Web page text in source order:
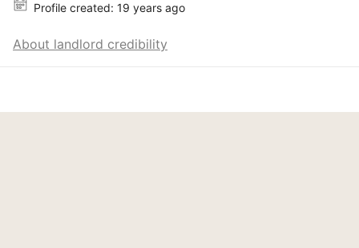
Profile created: 19 years ago
About landlord credibility